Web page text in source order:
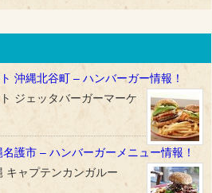
沖縄北谷町 – ハンバーガー情報！
ジェッタバーガーマーケ
護市 – ハンバーガーメニュー情報！
キャプテンカンガルー